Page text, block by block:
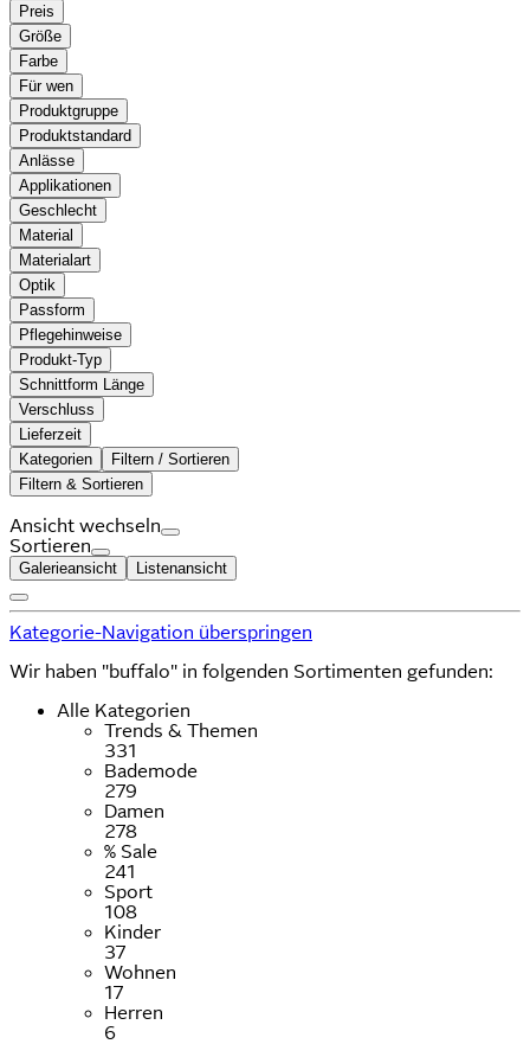
Preis
Größe
Farbe
Für wen
Produktgruppe
Produktstandard
Anlässe
Applikationen
Geschlecht
Material
Materialart
Optik
Passform
Pflegehinweise
Produkt-Typ
Schnittform Länge
Verschluss
Lieferzeit
Kategorien
Filtern / Sortieren
Filtern & Sortieren
Ansicht wechseln
Sortieren
Galerieansicht Listenansicht
Kategorie-Navigation überspringen
Wir haben "buffalo" in folgenden Sortimenten gefunden:
Alle Kategorien
Trends & Themen
331
Bademode
279
Damen
278
% Sale
241
Sport
108
Kinder
37
Wohnen
17
Herren
6